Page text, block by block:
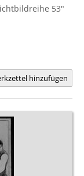
53"
hinzufügen